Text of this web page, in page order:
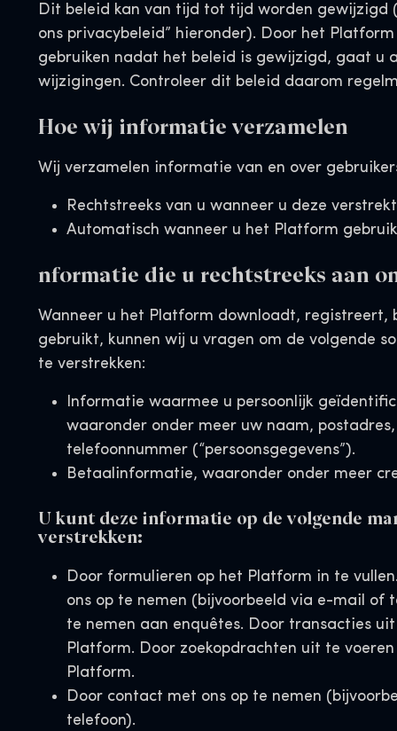
Dit beleid kan van tijd tot tijd worden gewijzigd
ons privacybeleid” hieronder). Door het
gebruiken nadat het beleid is gewijzigd, gaat u
wijzigingen. Controleer dit beleid daarom
Hoe wij informatie verzamelen
Wij verzamelen informatie van en over
Rechtstreeks van u wanneer u deze
Automatisch wanneer u het Platform
nformatie die u rechtstreeks aan
Wanneer u het Platform downloadt, registreert,
gebruikt, kunnen wij u vragen om de volgende
te verstrekken:
Informatie waarmee u persoonlijk
waaronder onder meer uw naam,
telefoonnummer (“persoonsgegevens”).
Betaalinformatie, waaronder onder meer
U kunt deze informatie op de volgende
verstrekken:
Door formulieren op het Platform in te
ons op te nemen (bijvoorbeeld via e-mail of
te nemen aan enquêtes. Door transacties
Platform. Door zoekopdrachten uit te
Platform.
Door contact met ons op te nemen
telefoon).